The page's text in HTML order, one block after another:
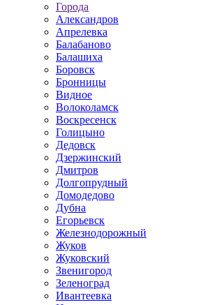
Города
Александров
Апрелевка
Балабаново
Балашиха
Боровск
Бронницы
Видное
Волоколамск
Воскресенск
Голицыно
Дедовск
Дзержинский
Дмитров
Долгопрудный
Домодедово
Дубна
Егорьевск
Железнодорожный
Жуков
Жуковский
Звенигород
Зеленоград
Ивантеевка